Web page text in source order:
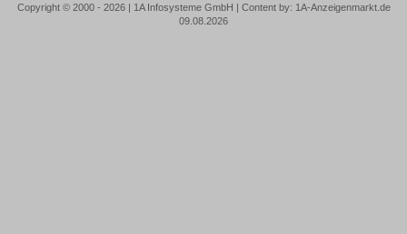
Copyright © 2000 - 2026 | 1A Infosysteme GmbH | Content by: 1A-Anzeigenmarkt.de
09.08.2026